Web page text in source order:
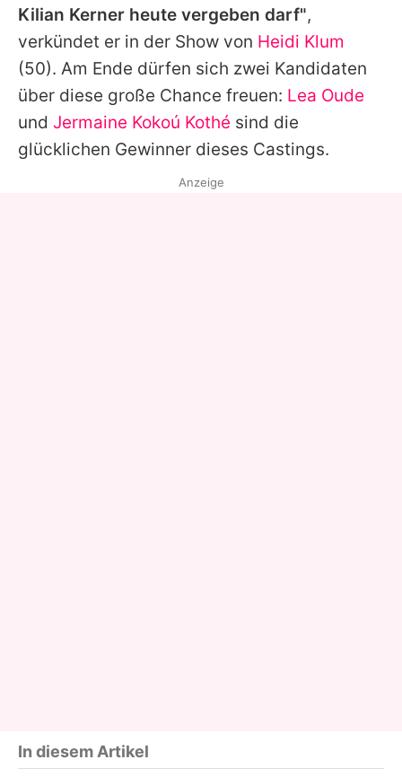
Nutzungsbedingungen
Utiq verwalten
Kilian Kerner heute vergeben darf",
verkündet er in der Show von Heidi Klum
(50). Am Ende dürfen sich zwei Kandidaten
über diese große Chance freuen: Lea Oude
und Jermaine Kokoú Kothé sind die
glücklichen Gewinner dieses Castings.
Anzeige
In diesem Artikel